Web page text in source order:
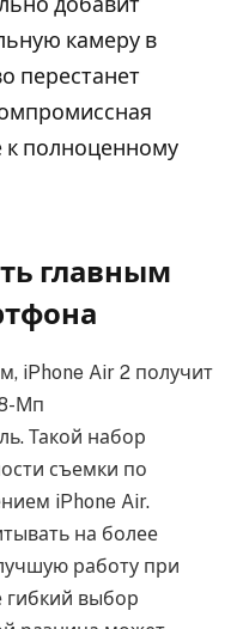
камеру в
перестанет
к полноценному
главным
iPhone Air 2 получит
Мп
Такой набор
съемки по
iPhone Air.
на более
работу при
выбор